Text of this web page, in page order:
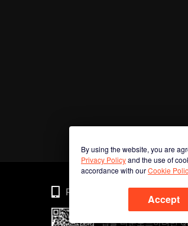
By using the website, you are
Privacy Policyand the use of
accordance with ourCookie
Accept
Phone
앱을 다운로드하려면